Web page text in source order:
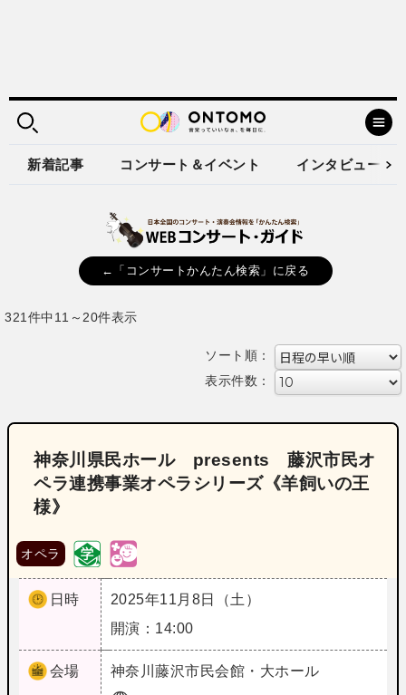
新着記事 コンサート＆イベント インタビュー
←「コンサートかんたん検索」に戻る
321件中11～20件表示
ソート順：
表示件数：
神奈川県民ホール presents 藤沢市民オ
ペラ連携事業オペラシリーズ《羊飼いの王
様》
オペラ
日時
2025年11月8日（土）
開演：14:00
会場 神奈川藤沢市民会館・大ホール